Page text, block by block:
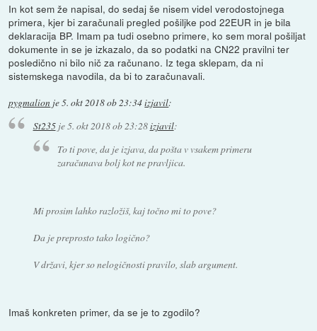
In kot sem že napisal, do sedaj še nisem videl verodostojnega
primera, kjer bi zaračunali pregled pošiljke pod 22EUR in je bila
deklaracija BP. Imam pa tudi osebno primere, ko sem moral pošiljat
dokumente in se je izkazalo, da so podatki na CN22 pravilni ter
posledično ni bilo nič za računano. Iz tega sklepam, da ni
sistemskega navodila, da bi to zaračunavali.
pygmalion je5. okt 2018 ob 23:34izjavil:
St235je5. okt 2018 ob 23:28izjavil:
To ti pove, da je izjava, da pošta v vsakem primeru
zaračunava bolj kot ne pravljica.
Mi prosim lahko razložiš, kaj točno mi to pove?
Da je preprosto tako logično?
V državi, kjer so nelogičnosti pravilo, slab argument.
Imaš konkreten primer, da se je to zgodilo?